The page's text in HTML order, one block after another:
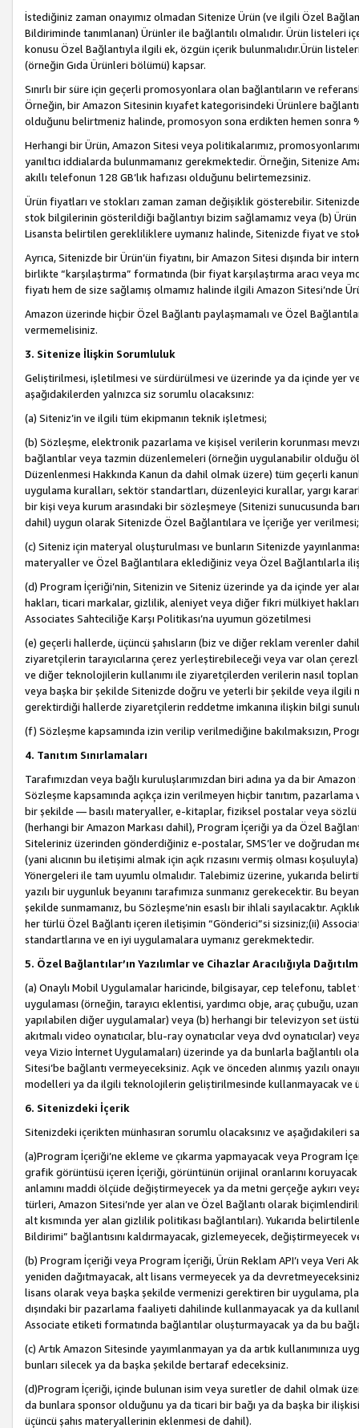
İstediğiniz zaman onayımız olmadan Sitenize Ürün (ve ilgili Özel
Bildiriminde tanımlanan) Ürünler ile bağlantılı olmalıdır. Ürün listeleri
konusu Özel Bağlantıyla ilgili ek, özgün içerik bulunmalıdır.Ürün
(örneğin Gıda Ürünleri bölümü) kapsar.
Sınırlı bir süre için geçerli promosyonlara olan bağlantıların ve
Örneğin, bir Amazon Sitesinin kıyafet kategorisindeki Ürünlere
olduğunu belirtmeniz halinde, promosyon sona erdikten hemen sonra
Herhangi bir Ürün, Amazon Sitesi veya politikalarımız,
yanıltıcı iddialarda bulunmamanız gerekmektedir. Örneğin, Sitenize
akıllı telefonun 128 GB’lık hafızası olduğunu belirtemezsiniz.
Ürün fiyatları ve stokları zaman zaman değişiklik gösterebilir.
stok bilgilerinin gösterildiği bağlantıyı bizim sağlamamız veya (b)
Lisansta belirtilen gerekliliklere uymanız halinde, Sitenizde fiyat ve
Ayrıca, Sitenizde bir Ürün’ün fiyatını, bir Amazon Sitesi dışında bir
birlikte “karşılaştırma” formatında (bir fiyat karşılaştırma aracı veya
fiyatı hem de size sağlamış olmamız halinde ilgili Amazon Sitesi’nde
Amazon üzerinde hiçbir Özel Bağlantı paylaşmamalı ve Özel
vermemelisiniz.
3. Sitenize İlişkin Sorumluluk
Geliştirilmesi, işletilmesi ve sürdürülmesi ve üzerinde ya da içinde yer
aşağıdakilerden yalnızca siz sorumlu olacaksınız:
(a) Siteniz’in ve ilgili tüm ekipmanın teknik işletmesi;
(b) Sözleşme, elektronik pazarlama ve kişisel verilerin korunması
bağlantılar veya tazmin düzenlemeleri (örneğin uygulanabilir olduğu
Düzenlenmesi Hakkında Kanun da dahil olmak üzere) tüm geçerli
uygulama kuralları, sektör standartları, düzenleyici kurallar, yargı
bir kişi veya kurum arasındaki bir sözleşmeye (Sitenizi sunucusunda
dahil) uygun olarak Sitenizde Özel Bağlantılara ve İçeriğe yer verilmesi;
(c) Siteniz için materyal oluşturulması ve bunların Sitenizde
materyaller ve Özel Bağlantılara eklediğiniz veya Özel Bağlantılarla
(d) Program İçeriği’nin, Sitenizin ve Siteniz üzerinde ya da içinde yer
hakları, ticari markalar, gizlilik, aleniyet veya diğer fikri mülkiyet
Associates Sahteciliğe Karşı Politikası’na uyumun gözetilmesi
(e) geçerli hallerde, üçüncü şahısların (biz ve diğer reklam verenler
ziyaretçilerin tarayıcılarına çerez yerleştirebileceği veya var olan
ve diğer teknolojilerin kullanımı ile ziyaretçilerden verilerin nasıl
veya başka bir şekilde Sitenizde doğru ve yeterli bir şekilde veya ilgili
gerektirdiği hallerde ziyaretçilerin reddetme imkanına ilişkin bilgi
(f) Sözleşme kapsamında izin verilip verilmediğine bakılmaksızın,
4. Tanıtım Sınırlamaları
Tarafımızdan veya bağlı kuruluşlarımızdan biri adına ya da bir
Sözleşme kapsamında açıkça izin verilmeyen hiçbir tanıtım,
bir şekilde — basılı materyaller, e-kitaplar, fiziksel postalar veya sözlü
(herhangi bir Amazon Markası dahil), Program İçeriği ya da Özel
Siteleriniz üzerinden gönderdiğiniz e-postalar, SMS’ler ve doğrudan
(yani alıcının bu iletişimi almak için açık rızasını vermiş olması
Yönergeleri ile tam uyumlu olmalıdır. Talebimiz üzerine, yukarıda
yazılı bir uygunluk beyanını tarafımıza sunmanız gerekecektir. Bu
şekilde sunmamanız, bu Sözleşme’nin esaslı bir ihlali sayılacaktır.
her türlü Özel Bağlantı içeren iletişimin “Gönderici”si sizsiniz;(ii)
standartlarına ve en iyi uygulamalara uymanız gerekmektedir.
5. Özel Bağlantılar’ın Yazılımlar ve Cihazlar Aracılığıyla
(a) Onaylı Mobil Uygulamalar haricinde, bilgisayar, cep telefonu,
uygulaması (örneğin, tarayıcı eklentisi, yardımcı obje, araç çubuğu,
yapılabilen diğer uygulamalar) veya (b) herhangi bir televizyon set
akıtmalı video oynatıcılar, blu-ray oynatıcılar veya dvd oynatıcılar)
veya Vizio İnternet Uygulamaları) üzerinde ya da bunlarla bağlantılı
Sitesi’be bağlantı vermeyeceksiniz. Açık ve önceden alınmış yazılı
modelleri ya da ilgili teknolojilerin geliştirilmesinde kullanmayacak ve
6. Sitenizdeki İçerik
Sitenizdeki içerikten münhasıran sorumlu olacaksınız ve aşağıdakileri
(a)Program İçeriği’ne ekleme ve çıkarma yapmayacak veya Program
grafik görüntüsü içeren İçeriği, görüntünün orijinal oranlarını
anlamını maddi ölçüde değiştirmeyecek ya da metni gerçeğe aykırı
türleri, Amazon Sitesi’nde yer alan ve Özel Bağlantı olarak
alt kısmında yer alan gizlilik politikası bağlantıları). Yukarıda
Bildirimi” bağlantısını kaldırmayacak, gizlemeyecek,
(b) Program İçeriği veya Program İçeriği, Ürün Reklam API’ı veya Veri
yeniden dağıtmayacak, alt lisans vermeyecek ya da
lisans olarak veya başka şekilde vermenizi gerektiren bir uygulama,
dışındaki bir pazarlama faaliyeti dahilinde kullanmayacak ya da
Associate etiketi formatında bağlantılar oluşturmayacak ya da bu
(c) Artık Amazon Sitesinde yayımlanmayan ya da artık kullanımınıza
bunları silecek ya da başka şekilde bertaraf edeceksiniz.
(d)Program İçeriği, içinde bulunan isim veya suretler de dahil olmak
da bunlara sponsor olduğunu ya da ticari bir bağı ya da başka bir
üçüncü şahıs materyallerinin eklenmesi de dahil).